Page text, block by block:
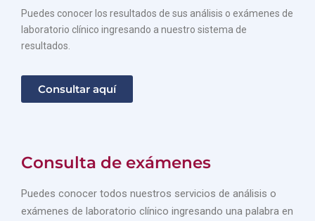
Puedes conocer los resultados de sus análisis o exámenes de
laboratorio clínico ingresando a nuestro sistema de
resultados.
Consultar aquí
Consulta de exámenes
Puedes conocer todos nuestros servicios de análisis o
exámenes de laboratorio clínico ingresando una palabra en